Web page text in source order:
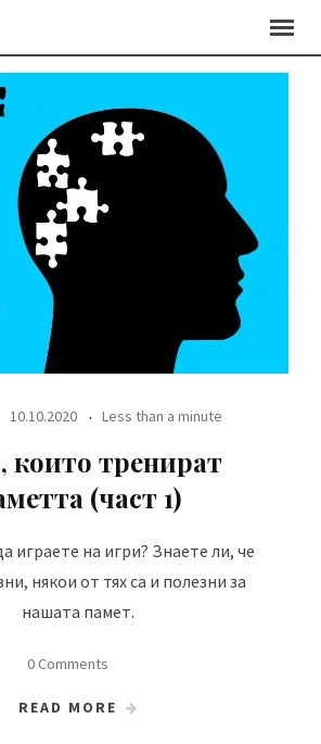
10.10.2020 Less than a minute
които тренират
(част 1)
играете на игри? Знаете ли, че
някои от тях са и полезни за
нашата памет.
0 Comments
READ MORE